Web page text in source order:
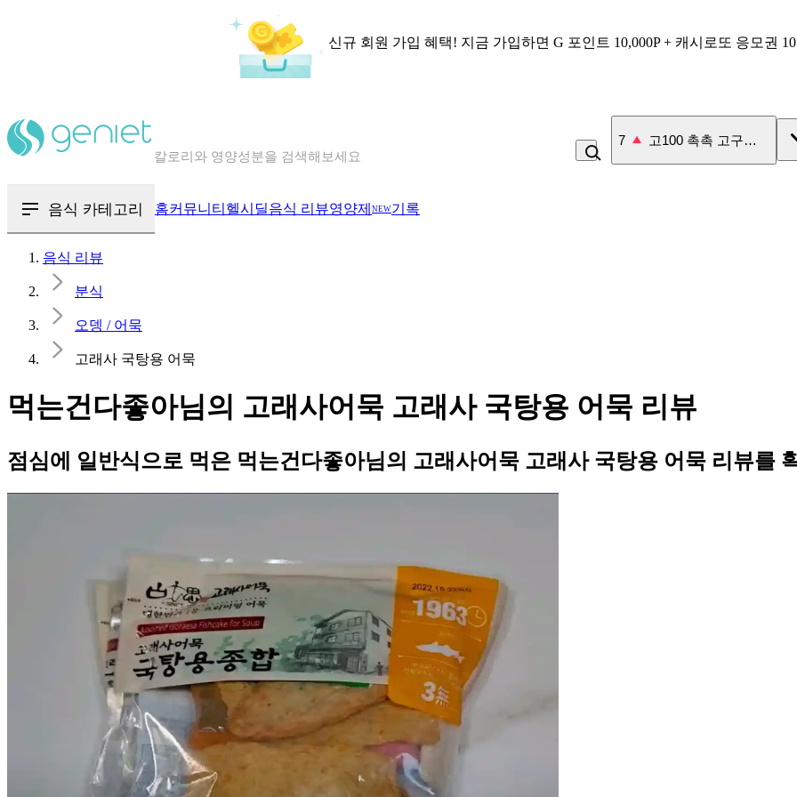
신규 회원 가입 혜택! 지금 가입하면 G 포인트 10,000P + 캐시로또 응모권
혈당 · 다이어트 음식 검색해보세요
7 고100 촉촉 고구마 스틱
음식 카테고리 홈커뮤니티 헬시딜음식 리뷰영양제 NEW기록
음식 리뷰
분식
오뎅 / 어묵
고래사 국탕용 어묵
먹는건다좋아님의 고래사어묵 고래사 국탕용 어묵 리뷰
점심에 일반식으로 먹은 먹는건다좋아님의 고래사어묵 고래사 국탕용 어묵 리뷰를